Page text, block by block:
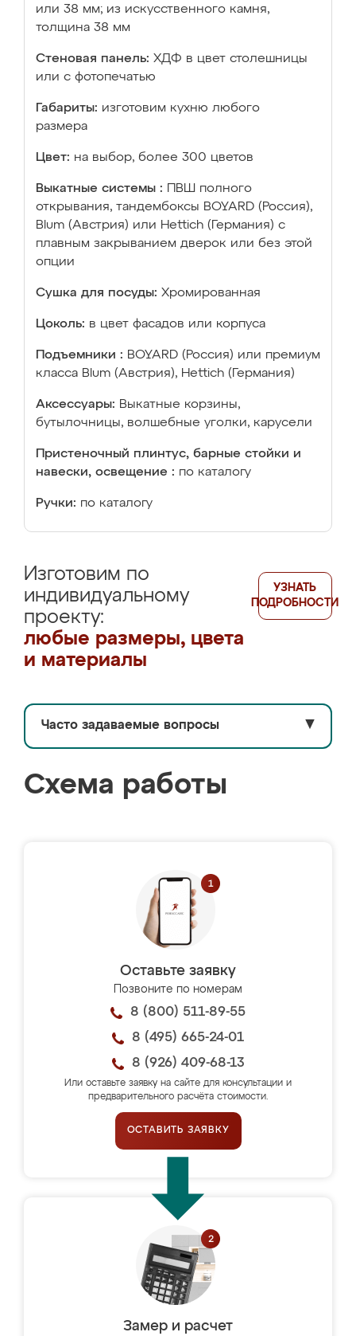
или 38 мм; из искусственного камня,
толщина 38 мм
Стеновая панель: ХДФ в цвет столешницы
или с фотопечатью
Габариты: изготовим кухню любого
размера
Цвет: на выбор, более 300 цветов
Выкатные системы :
ПВШ полного
открывания, тандембоксы BOYARD (Россия),
Blum (Австрия) или Hettich (Германия) с
плавным закрыванием дверок или без этой
опции
Сушка для посуды: Хромированная
Цоколь: в цвет фасадов или корпуса
Подъемники : BOYARD (Россия) или премиум
класса Blum (Австрия), Hettich (Германия)
Аксессуары: Выкатные корзины,
бутылочницы, волшебные уголки, карусели
Пристеночный плинтус, барные стойки и
навески, освещение : по каталогу
Ручки: по каталогу
Изготовим по
индивидуальному
проекту:
любые размеры, цвета
и материалы
УЗНАТЬ
ПОДРОБНОСТИ
Часто задаваемые вопросы ▼
Схема работы
Оставьте заявку
Позвоните по номерам
8 (800) 511-89-55
8 (495) 665-24-01
8 (926) 409-68-13
Или оставьте заявку на сайте для консультации и
предварительного расчёта стоимости.
ОСТАВИТЬ ЗАЯВКУ
Замер и расчет